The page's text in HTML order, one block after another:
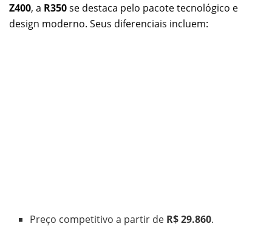
Z400, a R350se destaca pelo pacote tecnológico e
design moderno. Seus diferenciais incluem:
Preço competitivo a partir de R$ 29.860.